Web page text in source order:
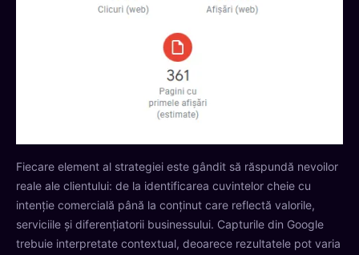
Fiecare element al strategiei este gândit să răspundă nevoilor
reale ale clientului: de la identificarea cuvintelor cheie cu
intenție comercială până la conținut care reflectă valorile,
serviciile și diferențiatorii businessului. Capturile din Google
trebuie interpretate contextual, deoarece rezultatele pot varia